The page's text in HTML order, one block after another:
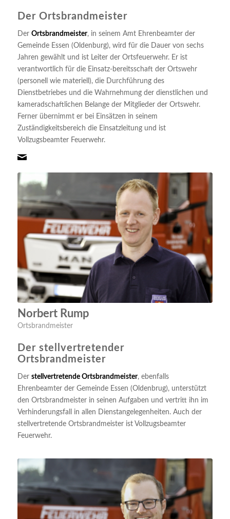
Der Ortsbrandmeister
Der Ortsbrandmeister, in seinem Amt Ehrenbeamter der
Gemeinde Essen (Oldenburg), wird für die Dauer von sechs
Jahren gewählt und ist Leiter der Ortsfeuerwehr. Er ist
verantwortlich für die Einsatz-bereitsschaft der Ortswehr
(personell wie materiell), die Durchführung des
Dienstbetriebes und die Wahrnehmung der dienstlichen und
kameradschaftlichen Belange der Mitglieder der Ortswehr.
Ferner übernimmt er bei Einsätzen in seinem
Zuständigkeitsbereich die Einsatzleitung und ist
Vollzugsbeamter Feuerwehr.
Norbert Rump
Ortsbrandmeister
Der stellvertretender
Ortsbrandmeister
Der stellvertretende Ortsbrandmeister, ebenfalls
Ehrenbeamter der Gemeinde Essen (Oldenbrug), unterstützt
den Ortsbrandmeister in seinen Aufgaben und vertritt ihn im
Verhinderungsfall in allen Dienstangelegenheiten. Auch der
stellvertretende Ortsbrandmeister ist Vollzugsbeamter
Feuerwehr.